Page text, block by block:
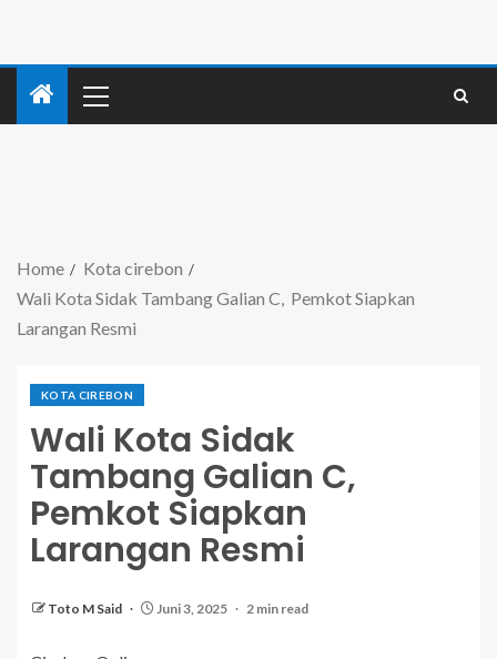
Home
Kota cirebon
Wali Kota Sidak Tambang Galian C, Pemkot Siapkan
Larangan Resmi
KOTA CIREBON
Wali Kota Sidak
Tambang Galian C,
Pemkot Siapkan
Larangan Resmi
Toto M Said Juni 3, 2025 2 min read